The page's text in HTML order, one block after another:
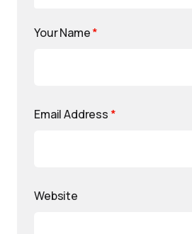
Your Name*
Email Address *
Website